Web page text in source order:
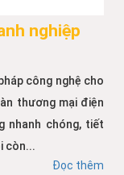
nghiệp
công nghệ cho
thương mại điện
nhanh chóng, tiết
còn...
Đọc thêm